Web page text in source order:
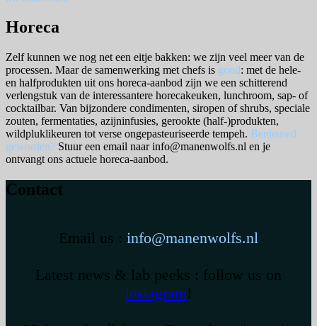
Horeca
Zelf kunnen we nog net een eitje bakken: we zijn veel meer van de
processen. Maar de samenwerking met chefs is goud: met de hele-
en halfprodukten uit ons horeca-aanbod zijn we een schitterend
verlengstuk van de interessantere horecakeuken, lunchroom, sap- of
cocktailbar. Van bijzondere condimenten, siropen of shrubs, speciale
zouten, fermentaties, azijninfusies, gerookte (half-)produkten,
wildpluklikeuren tot verse ongepasteuriseerde tempeh. Benieuwd
geworden? Stuur een email naar info@manenwolfs.nl en je
ontvangt ons actuele horeca-aanbod.
Contact
Email us : info@manenwolfs.nl
Latest news & lab peeks : follow us on
instagram!